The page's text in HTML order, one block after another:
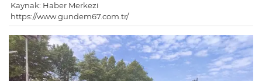
Kaynak: Haber Merkezi
https://www.gundem67.com.tr/